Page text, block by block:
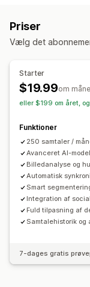
Agentanalyser
Rabatter
Produktanbefalinger
Tilpasning
Farve og skrifttype
Velkomsthilsner
Priser
Vælg det
Starter
$19.99om
eller $199 om året, og
Funktioner
250 samtaler /
Avanceret AI-model
Billedanalyse og
Automatisk
Smart
Integration af
Fuld tilpasning af
Samtalehistorik og
7-dages gratis